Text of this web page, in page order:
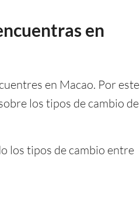
en
en Macao. Por este
los tipos de cambio de
los tipos de cambio entre